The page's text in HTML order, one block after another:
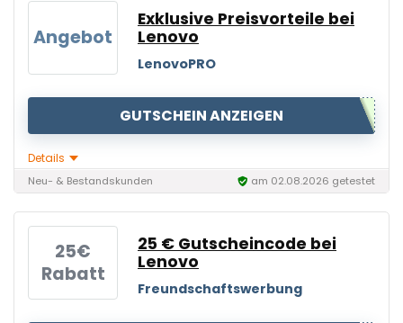
Angebot
Exklusive Preisvorteile bei
Lenovo
LenovoPRO
GUTSCHEIN ANZEIGEN
Details
Neu- & Bestandskunden am 02.08.2026 getestet
25€
Rabatt
25 € Gutscheincode bei
Lenovo
Freundschaftswerbung